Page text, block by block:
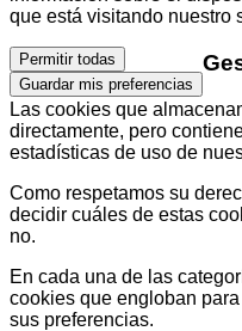
que está visitando nuestro
Permitir todas
Guardar mis preferencias
Las cookies que
directamente, pero
estadísticas de uso de
Como respetamos su
decidir cuáles de estas
no.
En cada una de las
cookies que engloban
sus preferencias.